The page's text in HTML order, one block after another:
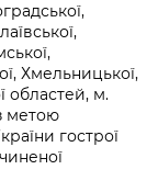
Хмельницької,
областей, м.
метою
гострої